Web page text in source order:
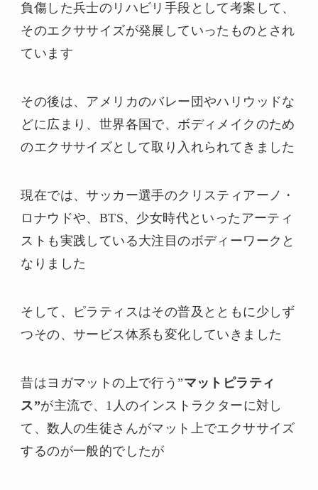
負傷した兵士のリハビリ手段として考案して、
そのエクササイズが発展していったものとされ
ています
その後は、アメリカのバレー団やハリウッドな
どに広まり、世界各国で、ボディメイクのため
のエクササイズとして取り入れられてきました
現在では、サッカー選手のクリスティアーノ・
ロナウドや、BTS、少女時代といったアーティ
ストも実践している大注目のボディーワークと
なりました
そして、ピラティスはその普及とともに少しず
つその、サービス体系も変化していきました
昔はヨガマットの上で行う”マットピラティ
ス”が主流で、1人のインストラクターに対し
て、数人の生徒さんがマット上でエクササイズ
するのが一般的でしたが